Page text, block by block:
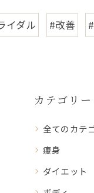
イダル #改善
カテゴリー
全てのカテ
痩身
ダイエット